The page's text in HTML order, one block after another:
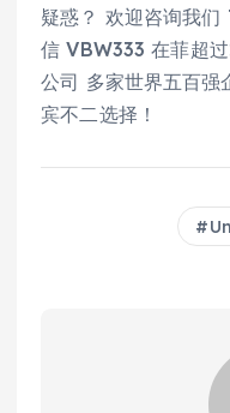
疑惑？ 欢迎咨询我
信 VBW333 在菲超
公司 多家世界五百强
宾不二选择！